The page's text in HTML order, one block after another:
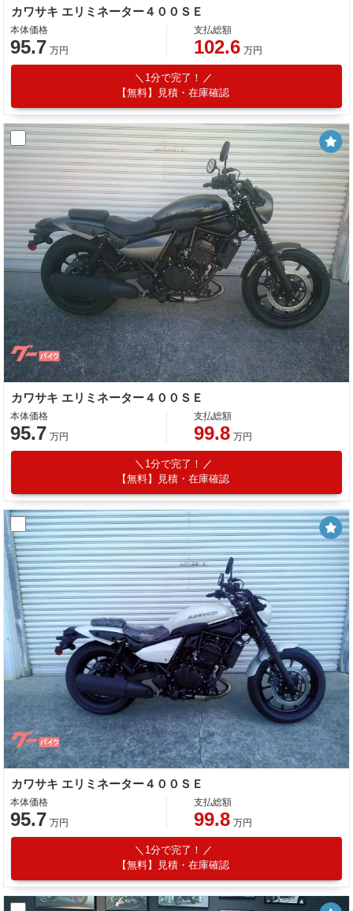
カワサキ エリミネーター４００ＳＥ
本体価格
95.7 万円
支払総額
102.6 万円
1分で完了！
【無料】見積・在庫確認
カワサキ エリミネーター４００ＳＥ
本体価格
95.7 万円
支払総額
99.8 万円
1分で完了！
【無料】見積・在庫確認
カワサキ エリミネーター４００ＳＥ
本体価格
95.7 万円
支払総額
99.8 万円
1分で完了！
【無料】見積・在庫確認